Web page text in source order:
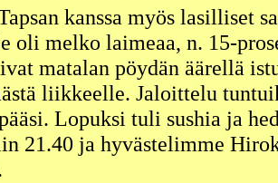
kanssa myös lasilliset
oli melko laimeaa, n. 15-
matalan pöydän äärellä
liikkeelle. Jaloittelu
Lopuksi tuli sushia ja
21.40 ja hyvästelimme